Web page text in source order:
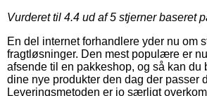
Vurderet til 4.4 ud af 5 stjerner baseret
En del internet forhandlere yder nu om
fragtløsninger. Den mest populære er
afsende til en pakkeshop, og så kan du
dine nye produkter den dag der passer
Leveringsmetoden er jo særligt